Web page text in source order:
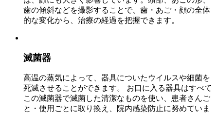
歯の傾斜などを撮影することで、歯・あご・顔の全体
的な変化から、治療の経過を把握できます。
滅菌器
高温の蒸気によって、器具についたウイルスや細菌を
死滅させることができます。 お口に入る器具はすべて
この滅菌器で滅菌した清潔なものを使い、患者さんご
と・使用ごとに取り換え、院内感染防止に努めていま